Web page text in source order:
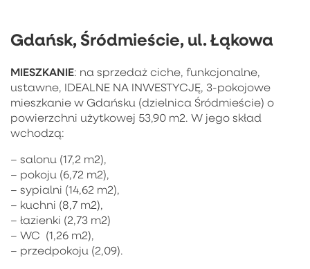
Gdańsk, Śródmieście, ul. Łąkowa
MIESZKANIE: na sprzedaż ciche, funkcjonalne,
ustawne, IDEALNE NA INWESTYCJĘ, 3-pokojowe
mieszkanie w Gdańsku (dzielnica Śródmieście) o
powierzchni użytkowej 53,90 m2. W jego skład
wchodzą:
– salonu (17,2 m2),
– pokoju (6,72 m2),
– sypialni (14,62 m2),
– kuchni (8,7 m2),
– łazienki (2,73 m2)
– WC (1,26 m2),
– przedpokoju (2,09).